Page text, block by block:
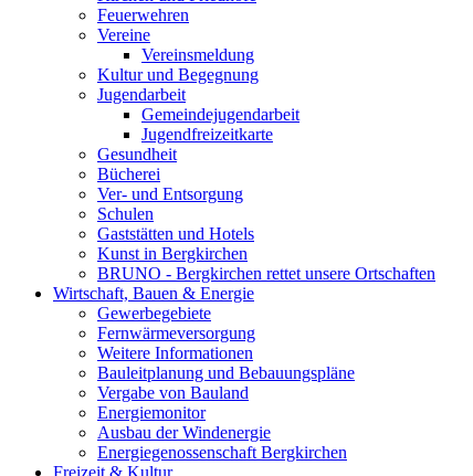
Feuerwehren
Vereine
Vereinsmeldung
Kultur und Begegnung
Jugendarbeit
Gemeindejugendarbeit
Jugendfreizeitkarte
Gesundheit
Bücherei
Ver- und Entsorgung
Schulen
Gaststätten und Hotels
Kunst in Bergkirchen
BRUNO - Bergkirchen rettet unsere Ortschaften
Wirtschaft, Bauen & Energie
Gewerbegebiete
Fernwärmeversorgung
Weitere Informationen
Bauleitplanung und Bebauungspläne
Vergabe von Bauland
Energiemonitor
Ausbau der Windenergie
Energiegenossenschaft Bergkirchen
Freizeit & Kultur